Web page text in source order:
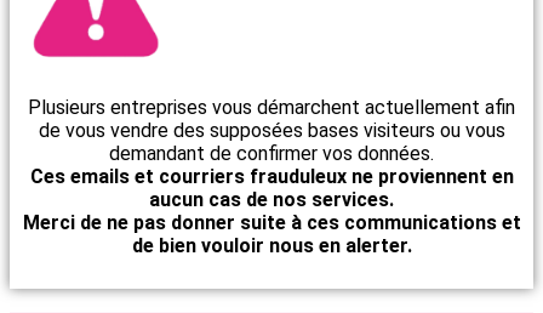
Plusieurs entreprises vous démarchent actuellement afin
de vous vendre des supposées bases visiteurs ou vous
demandant de confirmer vos données.
Ces emails et courriers frauduleux ne proviennent en
aucun cas de nos services.
Merci de ne pas donner suite à ces communications et
de bien vouloir nous en alerter.